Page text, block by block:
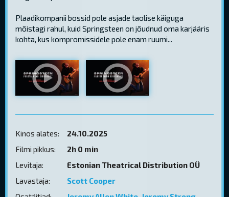
Plaadikompanii bossid pole asjade taolise käiguga
mõistagi rahul, kuid Springsteen on jõudnud oma karjääris
kohta, kus kompromissidele pole enam ruumi...
Kinos alates:
24.10.2025
Filmi pikkus:
2h 0 min
Levitaja:
Estonian Theatrical Distribution OÜ
Lavastaja:
Scott Cooper